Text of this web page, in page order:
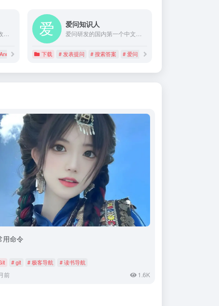
SDK下载
爱问知识人
下载 # 发表提问 # 搜索答案 # 爱问
用命令
# git # 极客导航 # 读书导航
前 1.6K